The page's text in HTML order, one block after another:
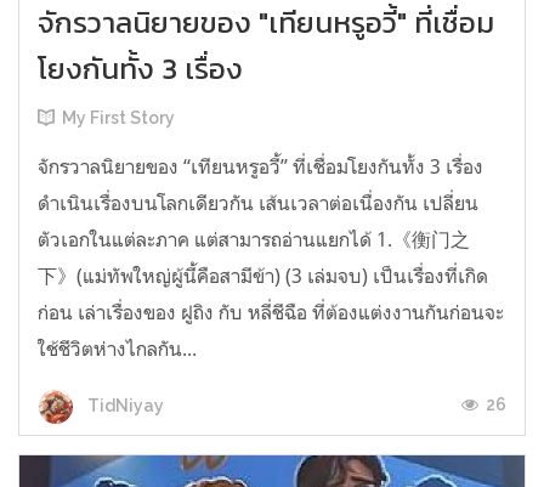
จักรวาลนิยายของ "เทียนหรูอวี้" ที่เชื่อม
โยงกันทั้ง 3 เรื่อง
My First Story
จักรวาลนิยายของ “เทียนหรูอวี้” ที่เชื่อมโยงกันทั้ง 3 เรื่อง
ดำเนินเรื่องบนโลกเดียวกัน เส้นเวลาต่อเนื่องกัน เปลี่ยน
ตัวเอกในแต่ละภาค แต่สามารถอ่านแยกได้ 1.《衡门之
下》(แม่ทัพใหญ่ผู้นี้คือสามีข้า) (3 เล่มจบ) เป็นเรื่องที่เกิด
ก่อน เล่าเรื่องของ ฝูถิง กับ หลี่ชีฉือ ที่ต้องแต่งงานกันก่อนจะ
ใช้ชีวิตห่างไกลกัน...
TidNiyay 26